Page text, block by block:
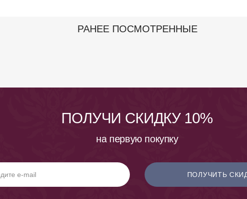
РАНЕЕ ПОСМОТРЕННЫЕ
ПОЛУЧИ СКИДКУ 10%
на первую покупку
ПОЛУЧИТЬ